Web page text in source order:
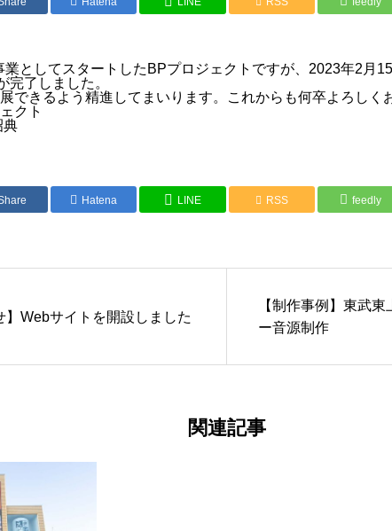
業としてスタートしたBPプロジェクトですが、2023年2月
完了しました。
できるよう精進してまいります。これからも何卒よろしく
クト
典
Hatena LINE RSS feedly
】Webサイトを開設しました
【制作事例】東武
ー音源制作
関連記事